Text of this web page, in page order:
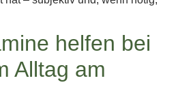
helfen bei
Alltag am